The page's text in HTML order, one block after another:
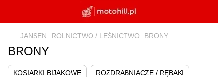
JANSEN ROLNICTWO / LEŚNICTWO BRONY
BRONY
KOSIARKI BIJAKOWE ROZDRABNIACZE / RĘBAKI